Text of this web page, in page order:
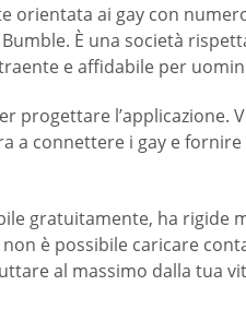
orientata ai gay con
È una società
e affidabile per
progettare
a connettere i gay e
gratuitamente, ha
è possibile caricare
al massimo dalla tua